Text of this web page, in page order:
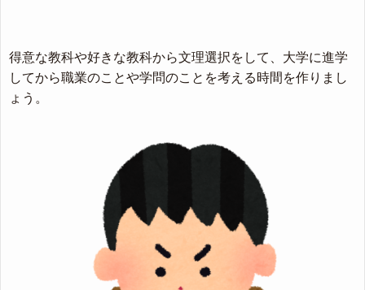
得意な教科や好きな教科から文理選択をして、大学に進学
してから職業のことや学問のことを考える時間を作りまし
ょう。